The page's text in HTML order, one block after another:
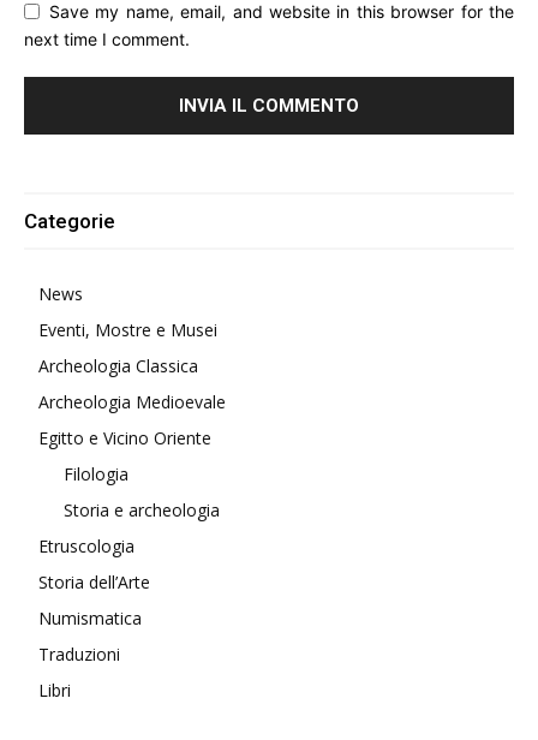
Save my name, email, and website in this browser for the
next time I comment.
Categorie
News
Eventi, Mostre e Musei
Archeologia Classica
Archeologia Medioevale
Egitto e Vicino Oriente
Filologia
Storia e archeologia
Etruscologia
Storia dell’Arte
Numismatica
Traduzioni
Libri